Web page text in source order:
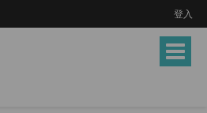
登入
Toggle